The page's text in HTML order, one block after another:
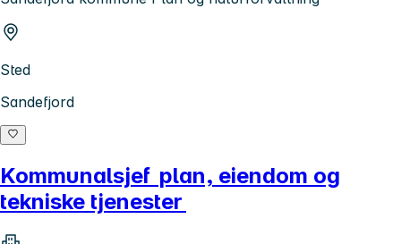
Sted
Sandefjord
Kommunalsjef plan, eiendom og
tekniske tjenester